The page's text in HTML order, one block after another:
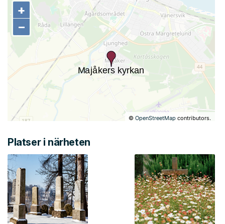
+
−
©OpenStreetMap contributors.
+
−
Platser i närheten